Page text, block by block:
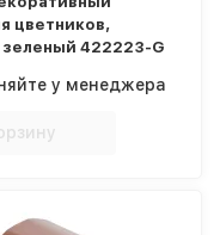
цветников,
422223-G
у менеджера